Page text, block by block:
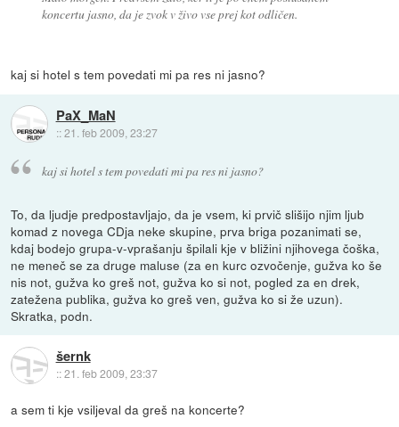
koncertu jasno, da je zvok v živo vse prej kot odličen.
kaj si hotel s tem povedati mi pa res ni jasno?
PaX_MaN
::21. feb 2009, 23:27
kaj si hotel s tem povedati mi pa res ni jasno?
To, da ljudje predpostavljajo, da je vsem, ki prvič slišijo njim ljub
komad z novega CDja neke skupine, prva briga pozanimati se,
kdaj bodejo grupa-v-vprašanju špilali kje v bližini njihovega čoška,
ne meneč se za druge maluse (za en kurc ozvočenje, gužva ko še
nis not, gužva ko greš not, gužva ko si not, pogled za en drek,
zatežena publika, gužva ko greš ven, gužva ko si že uzun).
Skratka, podn.
šernk
::21. feb 2009, 23:37
a sem ti kje vsiljeval da greš na koncerte?